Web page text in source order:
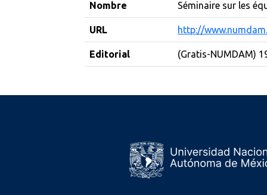
Nombre Séminaire sur les
URL http://
Editorial (Gratis-NUMDAM)